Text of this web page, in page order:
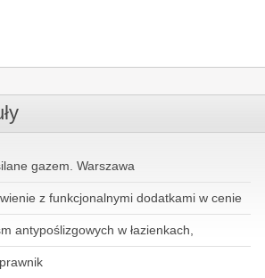
gazem. Warszawa
z funkcjonalnymi dodatkami w cenie
antypoślizgowych w łazienkach,